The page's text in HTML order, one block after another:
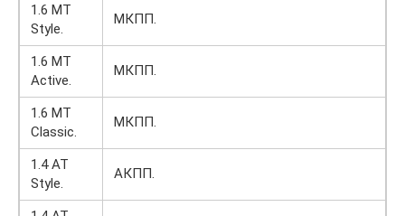
1.6 MT
Style.
МКПП.
1.6 MT
Active.
МКПП.
1.6 MT
Classic.
МКПП.
1.4 AT
Style.
АКПП.